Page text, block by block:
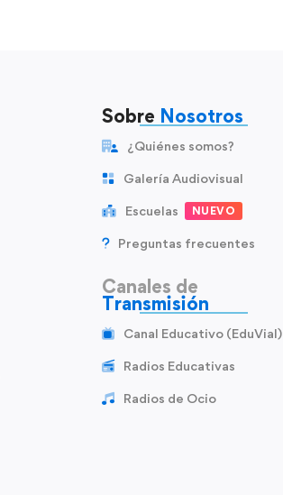
Sobre Nosotros
¿Quiénes somos?
Galería Audiovisual
Escuelas NUEVO
Preguntas frecuentes
Canales de
Transmisión
Canal Educativo (EduVial)
Radios Educativas
Radios de Ocio